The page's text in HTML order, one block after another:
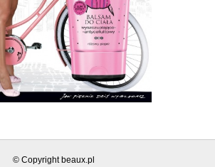
© Copyright beaux.pl